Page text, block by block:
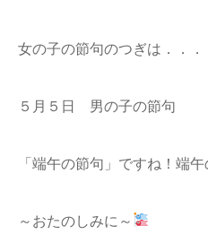
女の子の節句のつぎは．．．
５月５日 男の子の節句
「端午の節句」ですね！端
～おたのしみに～